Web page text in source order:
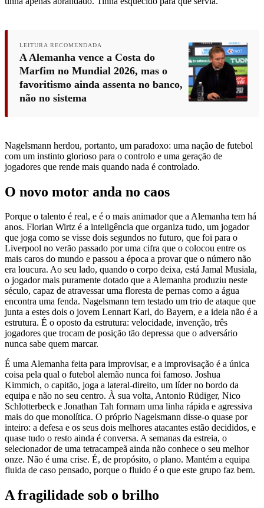
LEITURA RECOMENDADA
A Alemanha vence a Costa do
Marfim no Mundial 2026, mas o
favoritismo ainda assenta no banco,
não no sistema
Nagelsmann herdou, portanto, um paradoxo: uma nação de futebol
com um instinto glorioso para o controlo e uma geração de
jogadores que rende mais quando nada é controlado.
O novo motor anda no caos
Porque o talento é real, e é o mais animador que a Alemanha tem há
anos. Florian Wirtz é a inteligência que organiza tudo, um jogador
que joga como se visse dois segundos no futuro, que foi para o
Liverpool no verão passado por uma cifra que o colocou entre os
mais caros do mundo e passou a época a provar que o número não
era loucura. Ao seu lado, quando o corpo deixa, está Jamal Musiala,
o jogador mais puramente dotado que a Alemanha produziu neste
século, capaz de atravessar uma floresta de pernas como a água
encontra uma fenda. Nagelsmann tem testado um trio de ataque que
junta a estes dois o jovem Lennart Karl, do Bayern, e a ideia não é a
estrutura. É o oposto da estrutura: velocidade, invenção, três
jogadores que trocam de posição tão depressa que o adversário
nunca sabe quem marcar.
É uma Alemanha feita para improvisar, e a improvisação é a única
coisa pela qual o futebol alemão nunca foi famoso. Joshua
Kimmich, o capitão, joga a lateral-direito, um líder no bordo da
equipa e não no seu centro. À sua volta, Antonio Rüdiger, Nico
Schlotterbeck e Jonathan Tah formam uma linha rápida e agressiva
mais do que monolítica. O próprio Nagelsmann disse-o quase por
inteiro: a defesa e os seus dois melhores atacantes estão decididos, e
quase tudo o resto ainda é conversa. A semanas da estreia, o
selecionador de uma tetracampeã ainda não conhece o seu melhor
onze. Não é uma crise. É, de propósito, o plano. Mantém a equipa
fluida de caso pensado, porque o fluido é o que este grupo faz bem.
A fragilidade sob o brilho